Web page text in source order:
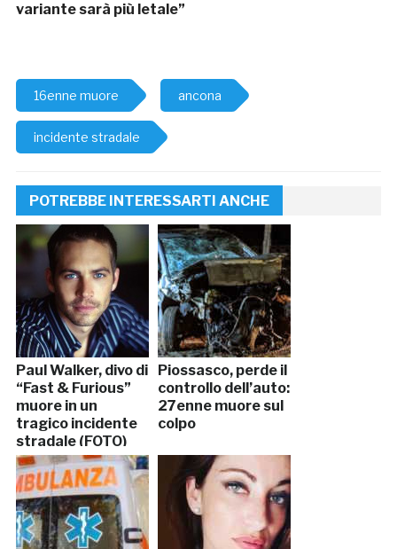
variante sarà più letale”
16enne muore ancona
incidente stradale
POTREBBE INTERESSARTI ANCHE
Paul Walker, divo di
“Fast & Furious”
muore in un
tragico incidente
stradale (FOTO)
Piossasco, perde il
controllo dell’auto:
27enne muore sul
colpo